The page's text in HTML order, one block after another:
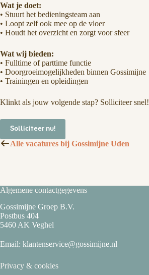
Wat je doet:
• Stuurt het bedieningsteam aan
• Loopt zelf ook mee op de vloer
• Houdt het overzicht en zorgt voor sfeer
Wat wij bieden:
• Fulltime of parttime functie
• Doorgroeimogelijkheden binnen Gossimijne
• Trainingen en opleidingen
Klinkt als jouw volgende stap? Solliciteer snel!
Solliciteer nu!
Alle vacatures bij Gossimijne Uden
Algemene contactgegevens
Gossimijne Groep B.V.
Postbus 404
5460 AK Veghel
Email: klantenservice@gossimijne.nl
Privacy & cookies